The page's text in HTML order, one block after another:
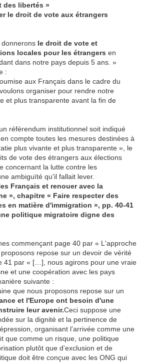
des libertés »
le droit de vote aux étrangers
donnerons le droit de vote et
locales pour les étrangers en
dans notre pays depuis 5 ans. »
:
aux Français dans le cadre du
organiser pour rendre notre
et plus transparente avant la fin de
référendum institutionnel soit indiqué
compte toutes les mesures destinées à
plus vivante et plus transparente », le
de vote des étrangers aux élections
concernant la lutte contre les
ambiguïté qu'il fallait lever.
Français et renouer avec la
», chapitre « Faire respecter des
en matière d'immigration », pp. 40-41
politique migratoire digne des
commençant page 40 par « L'approche
repose sur un devoir de vérité
41 par « […], nous agirons pour une vraie
et une coopération avec les pays
suivante :
que nous proposons repose sur un
et l'Europe ont besoin d'une
leur avenir.Ceci suppose une
sur la dignité et la pertinence de
organisant l’arrivée comme une
que comme un risque, une politique
plutôt que d’exclusion et de
doit être conçue avec les ONG qui